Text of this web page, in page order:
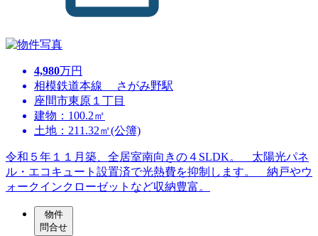
4,980万円
相模鉄道本線 さがみ野駅
座間市東原１丁目
建物：100.2㎡
土地：211.32㎡(公簿)
令和５年１１月築、全居室南向きの４SLDK。 太陽光パネ
ル・エコキュート設置済で光熱費を抑制します。 納戸やウ
ォークインクローゼットなど収納豊富。
物件
問合せ